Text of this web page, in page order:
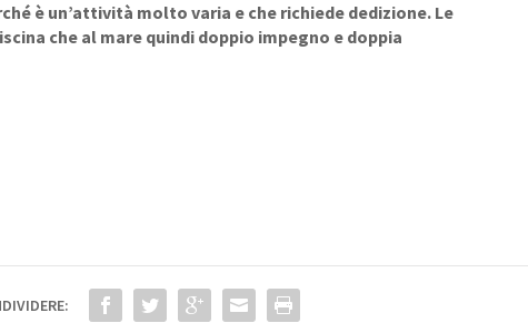
è un’attività molto varia e che richiede dedizione. Le
che al mare quindi doppio impegno e doppia